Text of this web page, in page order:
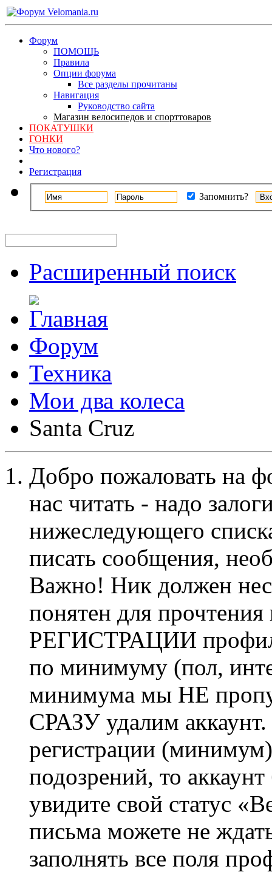
Форум
ПОМОЩЬ
Правила
Опции форума
Все разделы прочитаны
Навигация
Руководство сайта
Магазин велосипедов и спорттоваров
ПОКАТУШКИ
ГОНКИ
Что нового?
Регистрация
Запомнить?
Расширенный поиск
Форум
Техника
Мои два колеса
Santa Cruz
Добро пожаловать на
нас читать - надо
нижеследующего
писать сообщения,
Важно! Ник должен
понятен для
РЕГИСТРАЦИИ профиль
по минимуму (пол,
минимума мы НЕ
СРАЗУ удалим
регистрации
подозрений, то
увидите свой статус
письма можете не
заполнять все поля